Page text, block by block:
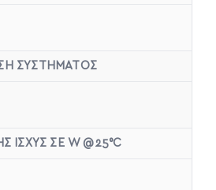
ΣΥΣΤΗΜΑΤΟΣ
ΙΣΧΥΣ ΣΕ W @25°C